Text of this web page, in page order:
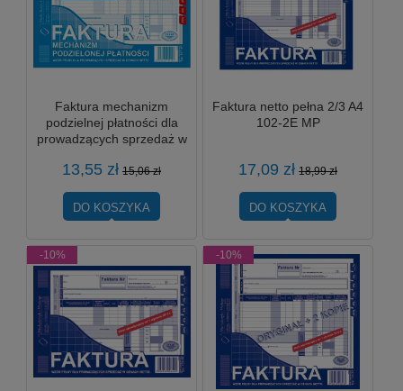
Faktura mechanizm
podzielnej płatności dla
prowadzących sprzedaż w
Michalczyk i Prokop
13,55 zł 15,06 zł
DO KOSZYKA
Faktura netto pełna 2/3 A4
102-2E MP
17,09 zł 18,99 zł
DO KOSZYKA
-10% -10%